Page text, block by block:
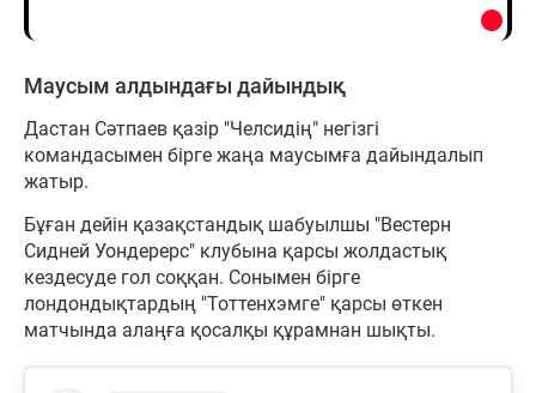
Маусым алдындағы дайындық
Дастан Сәтпаев қазір "Челсидің" негізгі
командасымен бірге жаңа маусымға дайындалып
жатыр.
Бұған дейін қазақстандық шабуылшы "Вестерн
Сидней Уондерерс" клубына қарсы жолдастық
кездесуде гол соққан. Сонымен бірге
лондондықтардың "Тоттенхэмге" қарсы өткен
матчында алаңға қосалқы құрамнан шықты.